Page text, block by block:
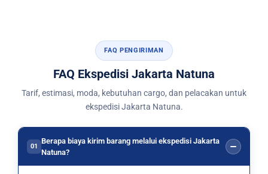
FAQ PENGIRIMAN
FAQ Ekspedisi Jakarta Natuna
Tarif, estimasi, moda, kebutuhan cargo, dan pelacakan untuk
ekspedisi Jakarta Natuna.
01
Berapa biaya kirim barang melalui ekspedisi Jakarta
Natuna?